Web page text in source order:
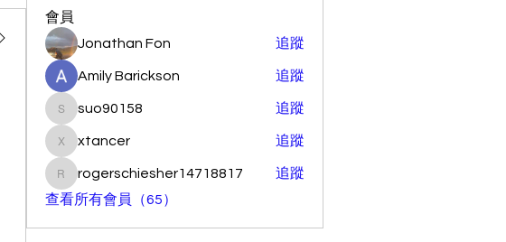
會員
Jonathan Fon 追蹤
Amily Barickson 追蹤
suo90158
suo90158 追蹤
xtancer
xtancer 追蹤
rogerschiesher14718817
rogerschiesher14718817
追蹤
查看所有會員（65）